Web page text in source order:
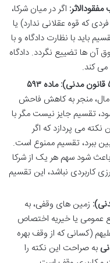
اگر در میان شرکا،
که قوه عقلانی ندارد) یا
باید با نظارت دادگاه و با
آن ها تضییع نگردد. دادگاه
می کند.
ماده ۵۹۳
مال، منجر به کاهش فاحش
تقسیم جایز نیست مگر با
نکته می پردازد که اگر
ببرد، تقسیم ممنوع است.
شود سهم هر یک از شرکا
کاربردی نباشد، این تقسیم
زمین های وقفی، به
عمومی یا خیریه اختصاص
(کسانی که از وقف بهره
به صراحت این نکته را